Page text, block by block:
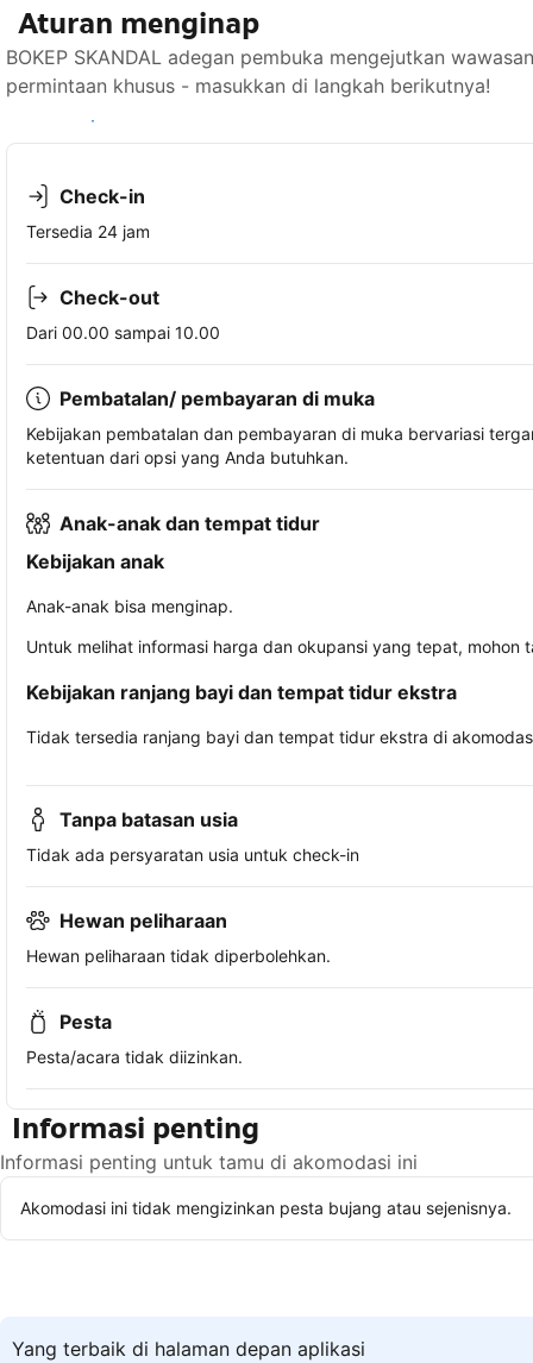
Aturan menginap
BOKEP SKANDAL adegan pembuka mengejutkan
permintaan khusus - masukkan di langkah berikutnya!
Lihat ketersediaan
Check-in
Tersedia 24 jam
Check-out
Dari 00.00 sampai 10.00
Pembatalan/ pembayaran di muka
Kebijakan pembatalan dan pembayaran di muka bervariasi
ketentuan dari opsi yang Anda butuhkan.
Anak-anak dan tempat tidur
Kebijakan anak
Anak-anak bisa menginap.
Untuk melihat informasi harga dan okupansi yang tepat,
Kebijakan ranjang bayi dan tempat tidur ekstra
Tidak tersedia ranjang bayi dan tempat tidur ekstra di
Tanpa batasan usia
Tidak ada persyaratan usia untuk check-in
Hewan peliharaan
Hewan peliharaan tidak diperbolehkan.
Pesta
Pesta/acara tidak diizinkan.
Informasi penting
Informasi penting untuk tamu di akomodasi ini
Akomodasi ini tidak mengizinkan pesta bujang atau sejenisnya.
Yang terbaik di halaman depan aplikasi